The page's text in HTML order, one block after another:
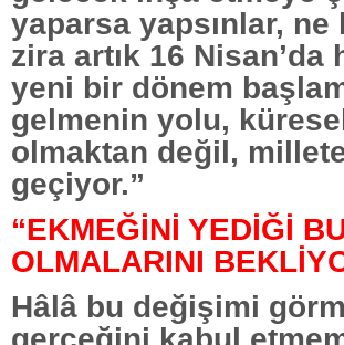
yaparsa yapsınlar, ne
zira artık 16
yeni bir dönem
gelmenin yolu,
olmaktan değil,
geçiyor.”
“EKMEĞİNİ YEDİĞİ
OLMALARINI
Hâlâ bu değişimi